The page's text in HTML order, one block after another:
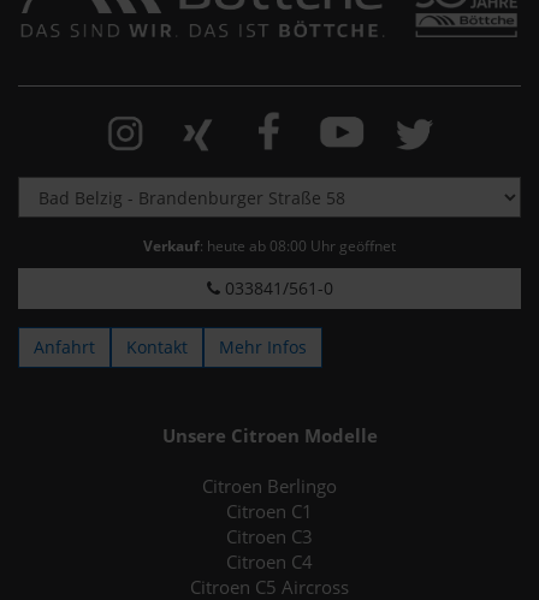
Verkauf: heute ab 08:00 Uhr geöffnet
033841/561-0
Anfahrt Kontakt Mehr Infos
Unsere Citroen Modelle
Citroen Berlingo
Citroen C1
Citroen C3
Citroen C4
Citroen C5 Aircross